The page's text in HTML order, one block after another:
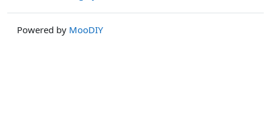
Powered by MooDIY